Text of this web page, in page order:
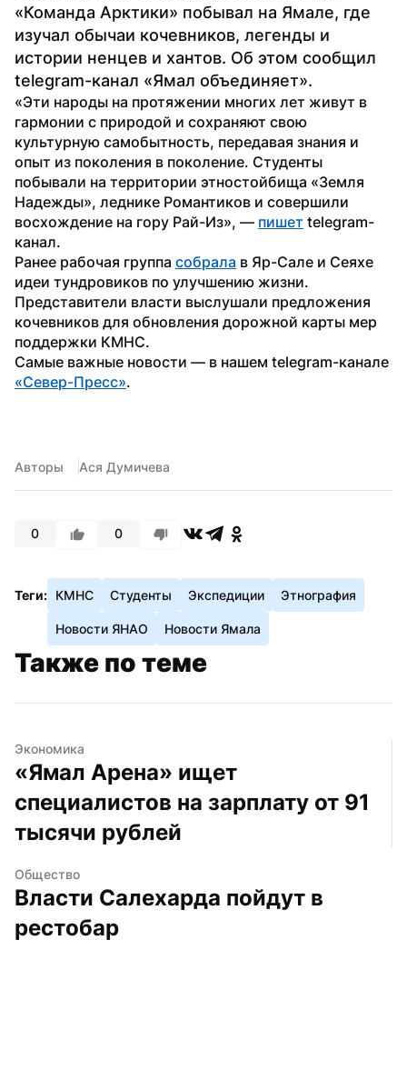
«Команда Арктики» побывал на Ямале, где
изучал обычаи кочевников, легенды и
истории ненцев и хантов. Об этом сообщил
telegram-канал «Ямал объединяет».
«Эти народы на протяжении многих лет живут в
гармонии с природой и сохраняют свою
культурную самобытность, передавая знания и
опыт из поколения в поколение. Студенты
побывали на территории этностойбища «Земля
Надежды», леднике Романтиков и совершили
восхождение на гору Рай-Из», — пишет telegram-
канал.
Ранее рабочая группа собрала в Яр-Сале и Сеяхе
идеи тундровиков по улучшению жизни.
Представители власти выслушали предложения
кочевников для обновления дорожной карты мер
поддержки КМНС.
«Север-Пресс».
Авторы Ася Думичева
0 0
Теги: КМНС Студенты Экспедиции Этнография
Новости ЯНАО Новости Ямала
Также по теме
Экономика
«Ямал Арена» ищет
специалистов на зарплату от 91
тысячи рублей
Общество
Власти Салехарда пойдут в
рестобар